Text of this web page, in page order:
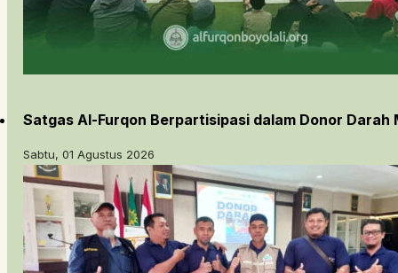
Satgas Al-Furqon Berpartisipasi dalam Donor Darah
Sabtu, 01 Agustus 2026